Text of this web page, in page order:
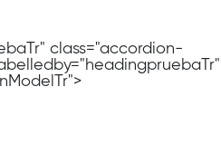
class="accordion-